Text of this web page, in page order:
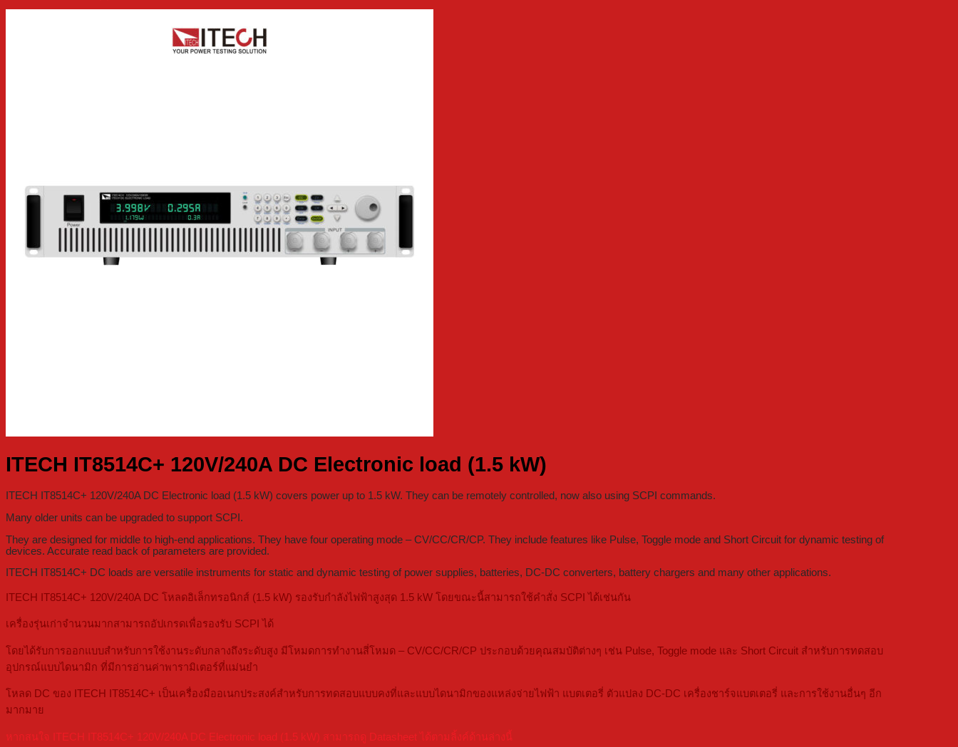
ITECH IT8514C+ 120V/240A DC Electronic load (1.5 kW)
ITECH IT8514C+ 120V/240A DC Electronic load (1.5 kW) covers power up to 1.5 kW. They can be remotely controlled, now also using SCPI commands.
Many older units can be upgraded to support SCPI.
They are designed for middle to high-end applications. They have four operating mode – CV/CC/CR/CP. They include features like Pulse, Toggle mode and Short Circuit for dynamic testing of
devices. Accurate read back of parameters are provided.
ITECH IT8514C+ DC loads are versatile instruments for static and dynamic testing of power supplies, batteries, DC-DC converters, battery chargers and many other applications.
ITECH IT8514C+ 120V/240A DC โหลดอิเล็กทรอนิกส์ (1.5 kW) รองรับกำลังไฟฟ้าสูงสุด 1.5 kW โดยขณะนี้สามารถใช้คำสั่ง SCPI ได้เช่นกัน
เครื่องรุ่นเก่าจำนวนมากสามารถอัปเกรดเพื่อรองรับ SCPI ได้
โดยได้รับการออกแบบสำหรับการใช้งานระดับกลางถึงระดับสูง มีโหมดการทำงานสี่โหมด – CV/CC/CR/CP ประกอบด้วยคุณสมบัติต่างๆ เช่น Pulse, Toggle mode และ Short Circuit สำหรับการทดสอบ
อุปกรณ์แบบไดนามิก ที่มีการอ่านค่าพารามิเตอร์ที่แม่นยำ
โหลด DC ของ ITECH IT8514C+ เป็นเครื่องมืออเนกประสงค์สำหรับการทดสอบแบบคงที่และแบบไดนามิกของแหล่งจ่ายไฟฟ้า แบตเตอรี่ ตัวแปลง DC-DC เครื่องชาร์จแบตเตอรี่ และการใช้งานอื่นๆ อีก
มากมาย
หากสนใจ ITECH IT8514C+ 120V/240A DC Electronic load (1.5 kW) สามารถดู Datasheet ได้ตามลิ้งค์ด้านล่างนี้